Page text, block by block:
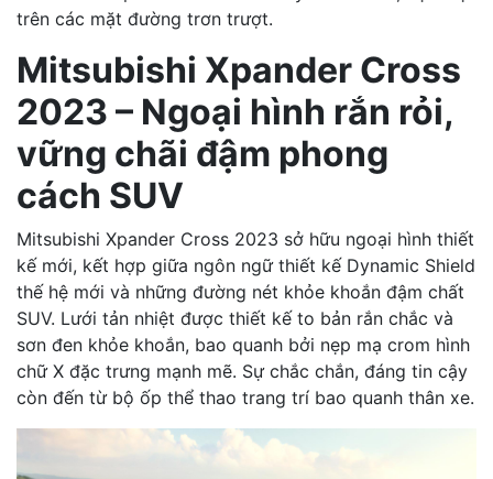
trên các mặt đường trơn trượt.
Mitsubishi Xpander Cross
2023 – Ngoại hình rắn rỏi,
vững chãi đậm phong
cách SUV
Mitsubishi Xpander Cross 2023 sở hữu ngoại hình thiết
kế mới, kết hợp giữa ngôn ngữ thiết kế Dynamic Shield
thế hệ mới và những đường nét khỏe khoắn đậm chất
SUV. Lưới tản nhiệt được thiết kế to bản rắn chắc và
sơn đen khỏe khoắn, bao quanh bởi nẹp mạ crom hình
chữ X đặc trưng mạnh mẽ. Sự chắc chắn, đáng tin cậy
còn đến từ bộ ốp thể thao trang trí bao quanh thân xe.